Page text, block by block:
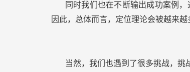
同时我们也在不断输出成功案例
因此，总体而言，定位理论会被越来
当然，我们也遇到了很多挑战，挑